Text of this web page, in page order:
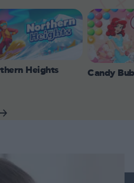
Heights Candy